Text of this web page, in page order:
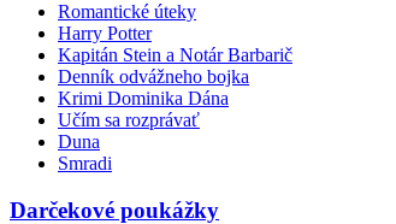
Romantické úteky
Harry Potter
Kapitán Stein a Notár Barbarič
Denník odvážneho bojka
Krimi Dominika Dána
Učím sa rozprávať
Duna
Smradi
Darčekové poukážky